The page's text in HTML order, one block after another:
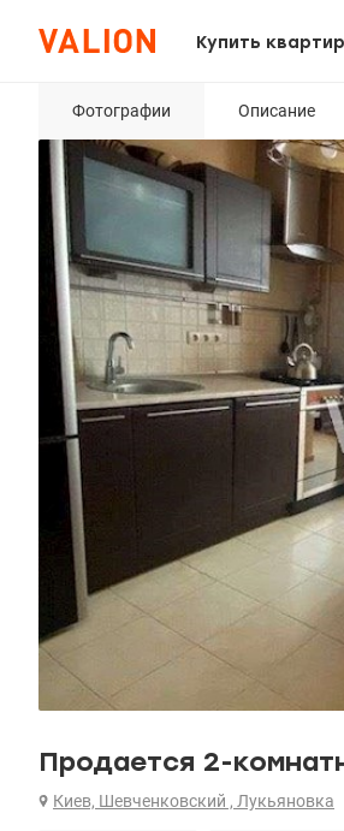
Купить
Фотографии Описание
Продается 2-
Киев, Шевченковский , Лукьяновка